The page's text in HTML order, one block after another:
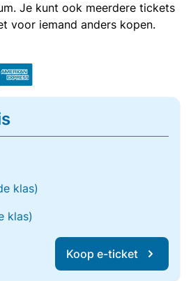
Je kunt ook meerdere tickets
voor iemand anders kopen.
klas)
klas)
Koop e-ticket